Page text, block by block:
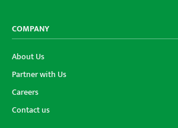
COMPANY
About Us
Partner with Us
Careers
Contact us